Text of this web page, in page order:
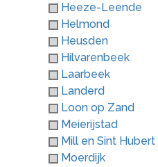
Heeze-Leende
Helmond
Heusden
Hilvarenbeek
Laarbeek
Landerd
Loon op Zand
Meierijstad
Mill en Sint Hubert
Moerdijk